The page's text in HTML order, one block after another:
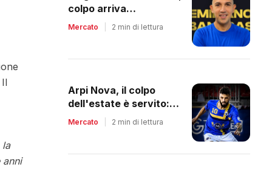
Il
la
colpo arriva
dall'Argentina: Banegas
è il nuovo leader dei
Mercato 2 min di lettura
Arpi Nova, il colpo
dell'estate è servito:
arriva Riccardo Berti, il re
dei bomber toscani
Mercato 2 min di lettura